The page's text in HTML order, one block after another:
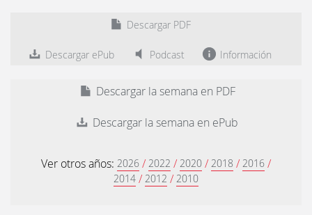
Descargar PDF
Descargar ePub Podcast Información
Descargar la semana en PDF
Descargar la semana en ePub
Ver otros años: 2026 / 2022 / 2020 / 2018 / 2016 /
2014 / 2012 / 2010